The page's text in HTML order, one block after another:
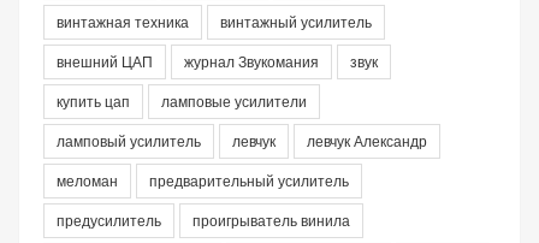
винтажная техника
винтажный усилитель
внешний ЦАП
журнал Звукомания
звук
купить цап
ламповые усилители
ламповый усилитель
левчук
левчук Александр
меломан
предварительный усилитель
предусилитель
проигрыватель винила